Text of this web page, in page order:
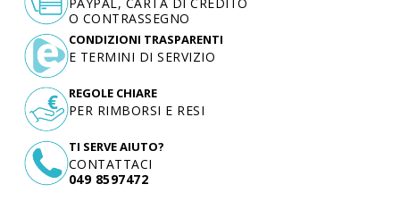
TI SERVE AIUTO?
CONTATTACI
049 8597472
O CONTRASSEGNO
CONDIZIONI TRASPARENTI
E TERMINI DI SERVIZIO
REGOLE CHIARE
PER RIMBORSI E RESI